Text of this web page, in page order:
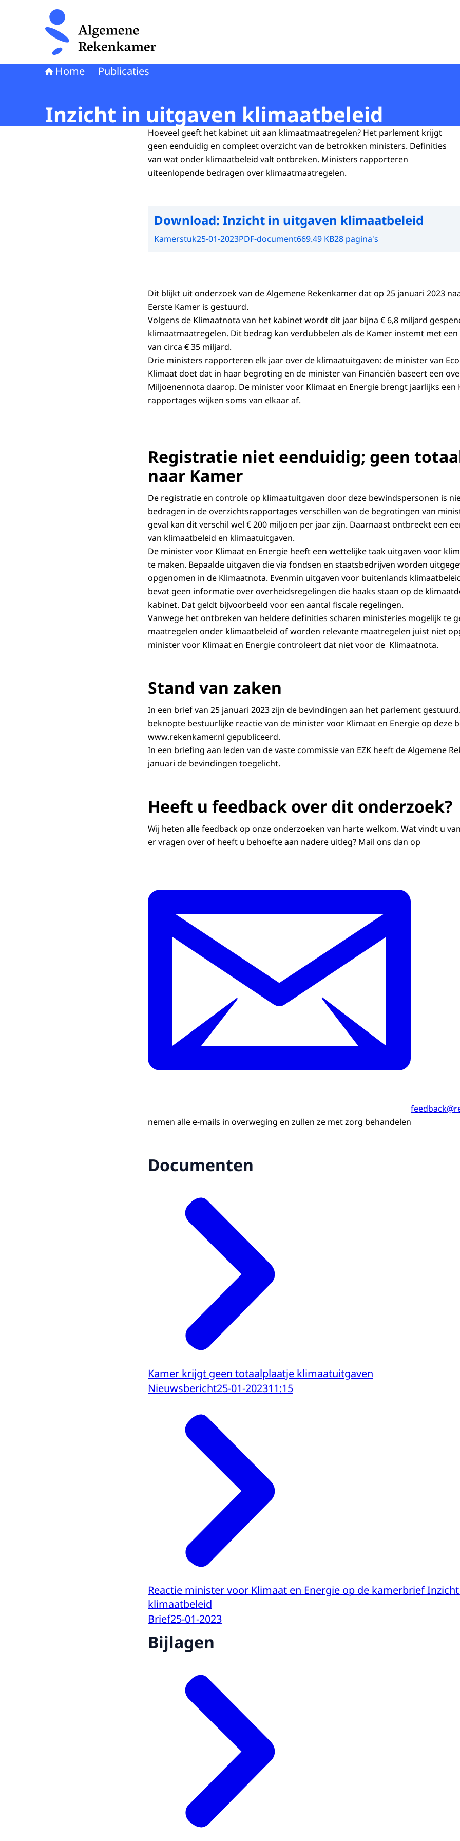
Naar de homepage van Algemene Rekenkamer
Home Publicaties
Inzicht in uitgaven klimaatbeleid
Hoeveel geeft het kabinet uit aan klimaatmaatregelen? Het parlement krijgt
geen eenduidig en compleet overzicht van de betrokken ministers. Definities
van wat onder klimaatbeleid valt ontbreken. Ministers rapporteren
uiteenlopende bedragen over klimaatmaatregelen.
Download: Inzicht in uitgaven klimaatbeleid
Kamerstuk25-01-2023PDF-document669.49 KB28 pagina's
Dit blijkt uit onderzoek van de Algemene Rekenkamer dat op 25 januari 2023
Eerste Kamer is gestuurd.
Volgens de Klimaatnota van het kabinet wordt dit jaar bijna € 6,8 miljard
klimaatmaatregelen. Dit bedrag kan verdubbelen als de Kamer instemt met
van circa € 35 miljard.
Drie ministers rapporteren elk jaar over de klimaatuitgaven: de minister van
Klimaat doet dat in haar begroting en de minister van Financiën baseert een
Miljoenennota daarop. De minister voor Klimaat en Energie brengt jaarlijks een
rapportages wijken soms van elkaar af.
Registratie niet eenduidig; geen
naar Kamer
De registratie en controle op klimaatuitgaven door deze bewindspersonen is
bedragen in de overzichtsrapportages verschillen van de begrotingen van
geval kan dit verschil wel € 200 miljoen per jaar zijn. Daarnaast ontbreekt een
van klimaatbeleid en klimaatuitgaven.
De minister voor Klimaat en Energie heeft een wettelijke taak uitgaven voor
te maken. Bepaalde uitgaven die via fondsen en staatsbedrijven worden
opgenomen in de Klimaatnota. Evenmin uitgaven voor buitenlands
bevat geen informatie over overheidsregelingen die haaks staan op de
kabinet. Dat geldt bijvoorbeeld voor een aantal fiscale regelingen.
Vanwege het ontbreken van heldere definities scharen ministeries mogelijk te
maatregelen onder klimaatbeleid of worden relevante maatregelen juist niet
minister voor Klimaat en Energie controleert dat niet voor de Klimaatnota.
Stand van zaken
In een brief van 25 januari 2023 zijn de bevindingen aan het parlement
beknopte bestuurlijke reactie van de minister voor Klimaat en Energie op deze
www.rekenkamer.nl gepubliceerd.
In een briefing aan leden van de vaste commissie van EZK heeft de Algemene
januari de bevindingen toegelicht.
Heeft u feedback over dit onderzoek?
Wij heten alle feedback op onze onderzoeken van harte welkom. Wat vindt u
er vragen over of heeft u behoefte aan nadere uitleg? Mail ons dan op
nemen alle e-mails in overweging en zullen ze met zorg behandelen
Documenten
Kamer krijgt geen totaalplaatje klimaatuitgaven
Nieuwsbericht25-01-202311:15
Reactie minister voor Klimaat en Energie op de kamerbrief
klimaatbeleid
Brief25-01-2023
Bijlagen